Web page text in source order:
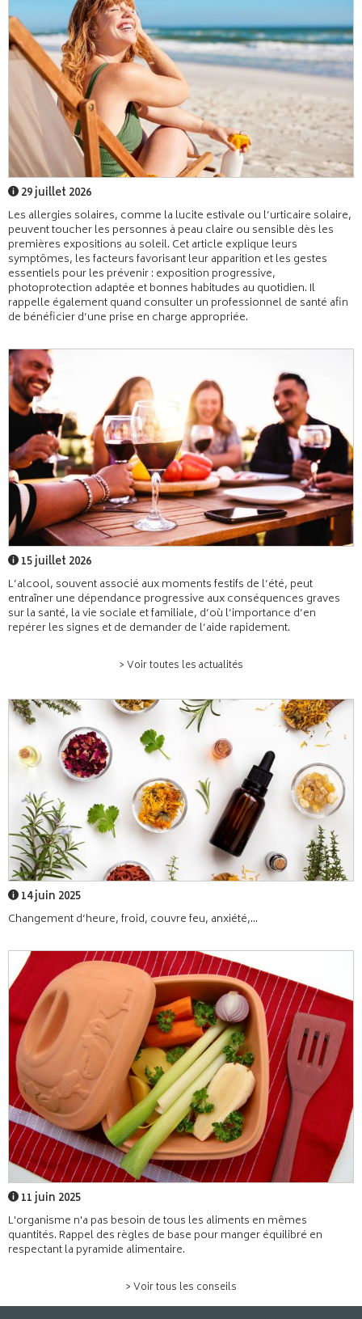
29 juillet 2026
Les allergies solaires, comme la lucite estivale ou l’urticaire solaire,
peuvent toucher les personnes à peau claire ou sensible dès les
premières expositions au soleil. Cet article explique leurs
symptômes, les facteurs favorisant leur apparition et les gestes
essentiels pour les prévenir : exposition progressive,
photoprotection adaptée et bonnes habitudes au quotidien. Il
rappelle également quand consulter un professionnel de santé afin
de bénéficier d’une prise en charge appropriée.
15 juillet 2026
L’alcool, souvent associé aux moments festifs de l’été, peut
entraîner une dépendance progressive aux conséquences graves
sur la santé, la vie sociale et familiale, d’où l’importance d’en
repérer les signes et de demander de l’aide rapidement.
> Voir toutes les actualités
14 juin 2025
Changement d’heure, froid, couvre feu, anxiété,...
11 juin 2025
L'organisme n'a pas besoin de tous les aliments en mêmes
quantités. Rappel des règles de base pour manger équilibré en
respectant la pyramide alimentaire.
> Voir tous les conseils